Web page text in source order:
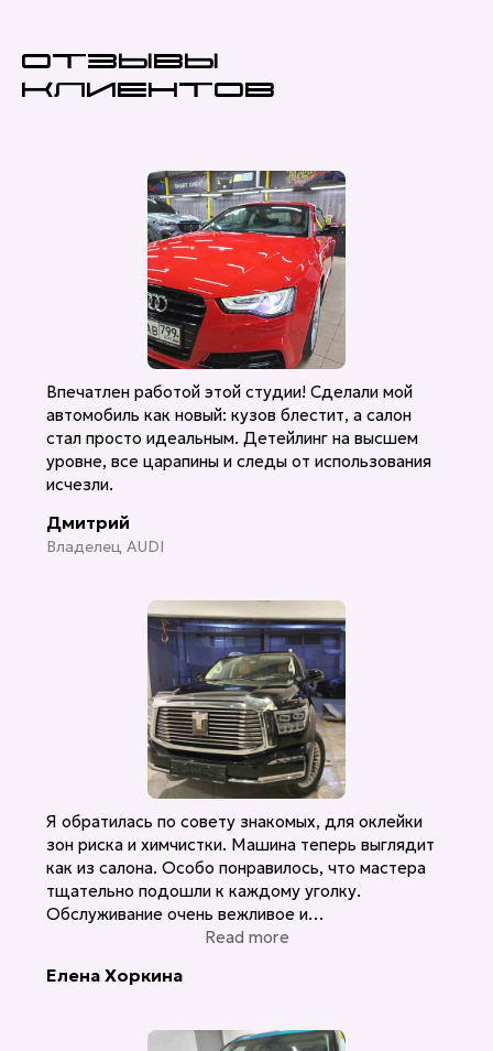
Отзывы
клиентов
Впечатлен работой этой студии! Сделали мой
автомобиль как новый: кузов блестит, а салон
стал просто идеальным. Детейлинг на высшем
уровне, все царапины и следы от использования
исчезли.
Дмитрий
Владелец AUDI
Я обратилась по совету знакомых, для оклейки
зон риска и химчистки. Машина теперь выглядит
как из салона. Особо понравилось, что мастера
тщательно подошли к каждому уголку.
Обслуживание очень вежливое и
профессиональное. Буду обращаться еще!
Read more
Елена Хоркина